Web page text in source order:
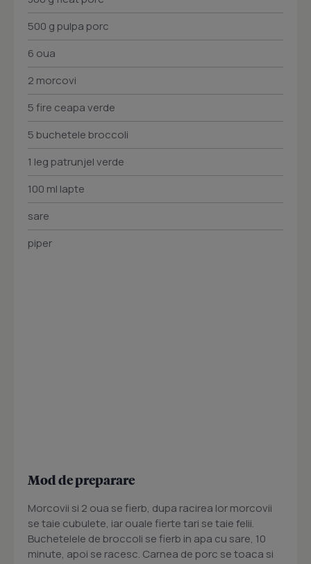
500 g pulpa porc
6 oua
2 morcovi
5 fire ceapa verde
5 buchetele broccoli
1 leg patrunjel verde
100 ml lapte
sare
piper
Mod de preparare
Morcovii si 2 oua se fierb, dupa racirea lor morcovii
se taie cubulete, iar ouale fierte tari se taie felii.
Buchetelele de broccoli se fierb in apa cu sare, 10
minute, apoi se racesc. Carnea de porc se toaca si